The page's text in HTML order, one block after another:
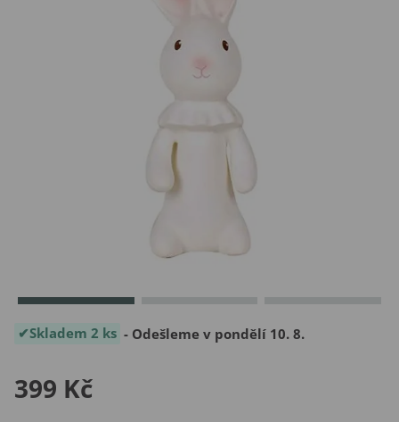
Skladem 2 ks - Odešleme v pondělí 10. 8.
399 Kč